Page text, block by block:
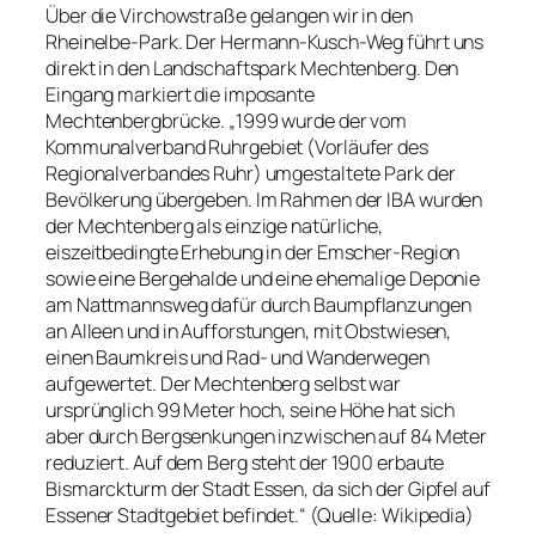
Über die Virchowstraße gelangen wir in den
Rheinelbe-Park. Der Hermann-Kusch-Weg führt uns
direkt in den Landschaftspark Mechtenberg. Den
Eingang markiert die imposante
Mechtenbergbrücke. „1999 wurde der vom
Kommunalverband Ruhrgebiet (Vorläufer des
Regionalverbandes Ruhr) umgestaltete Park der
Bevölkerung übergeben. Im Rahmen der IBA wurden
der Mechtenberg als einzige natürliche,
eiszeitbedingte Erhebung in der Emscher-Region
sowie eine Bergehalde und eine ehemalige Deponie
am Nattmannsweg dafür durch Baumpflanzungen
an Alleen und in Aufforstungen, mit Obstwiesen,
einen Baumkreis und Rad- und Wanderwegen
aufgewertet. Der Mechtenberg selbst war
ursprünglich 99 Meter hoch, seine Höhe hat sich
aber durch Bergsenkungen inzwischen auf 84 Meter
reduziert. Auf dem Berg steht der 1900 erbaute
Bismarckturm der Stadt Essen, da sich der Gipfel auf
Essener Stadtgebiet befindet.“ (Quelle: Wikipedia)